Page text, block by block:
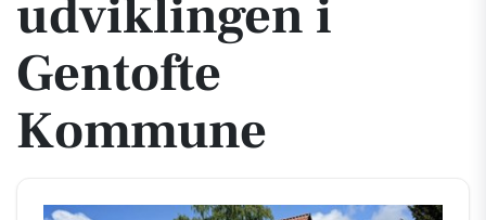
udviklingen i
Gentofte
Kommune